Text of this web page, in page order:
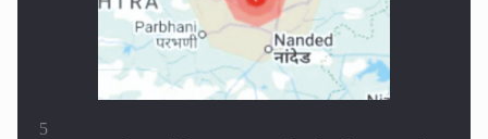
मराठवाड्यात हादरे, एकाचवेळी ३ जिल्ह्यात भूकंपाचे धक्के; रात्रीच्या अंधारात लोक
झाले भयभीत